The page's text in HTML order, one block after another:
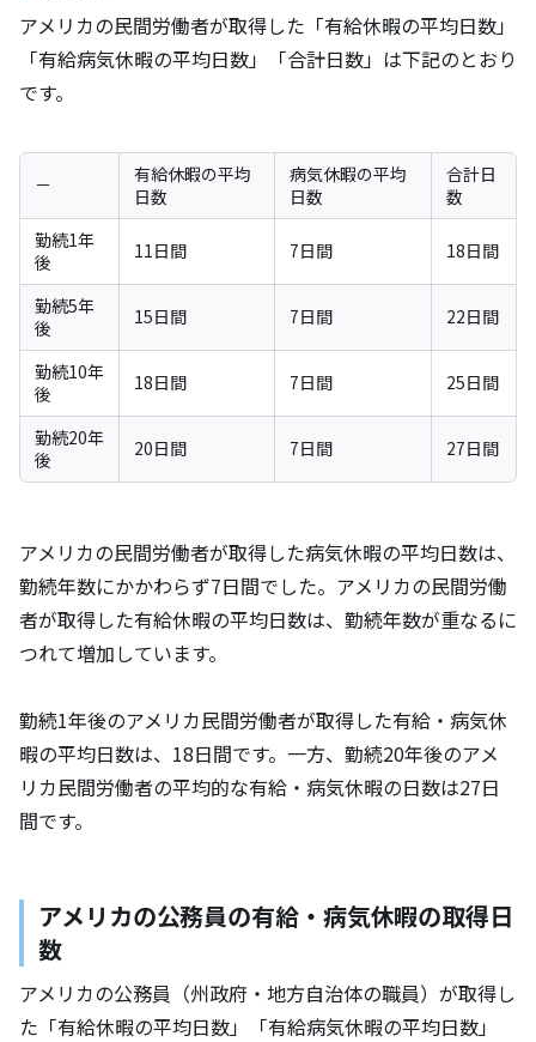
アメリカの民間労働者が取得した「有給休暇の平均日数」
「有給病気休暇の平均日数」「合計日数」は下記のとおり
です。
－
有給休暇の平均
日数
病気休暇の平均
日数
合計日
数
勤続1年
後
11日間 7日間 18日間
勤続5年
後
15日間 7日間 22日間
勤続10年
後
18日間 7日間 25日間
勤続20年
後
20日間 7日間 27日間
アメリカの民間労働者が取得した病気休暇の平均日数は、
勤続年数にかかわらず7日間でした。アメリカの民間労働
者が取得した有給休暇の平均日数は、勤続年数が重なるに
つれて増加しています。
勤続1年後のアメリカ民間労働者が取得した有給・病気休
暇の平均日数は、18日間です。一方、勤続20年後のアメ
リカ民間労働者の平均的な有給・病気休暇の日数は27日
間です。
アメリカの公務員の有給・病気休暇の取得日
数
アメリカの公務員（州政府・地方自治体の職員）が取得し
た「有給休暇の平均日数」「有給病気休暇の平均日数」